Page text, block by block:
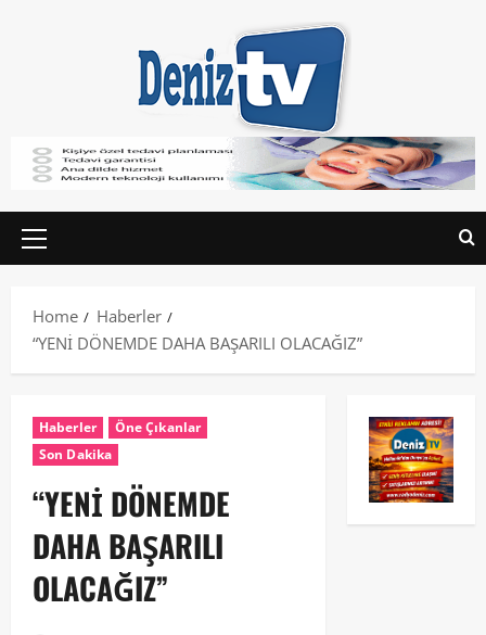
Home
Haberler
“YENİ DÖNEMDE DAHA BAŞARILI OLACAĞIZ”
Haberler
Öne Çıkanlar
Son Dakika
“YENİ DÖNEMDE
DAHA BAŞARILI
OLACAĞIZ”